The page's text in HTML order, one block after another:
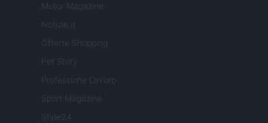
Motor Magazine
Notizie.it
Offerte Shopping
Pet Story
Professione Lavoro
Sport Magazine
Style24